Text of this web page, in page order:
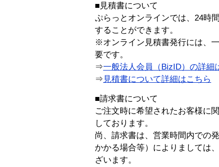
■見積書について
ぷらっとオンラインでは、24時
することができます。
※オンライン見積書発行には、
要です。
⇒一般法人会員（BizID）の詳細
⇒ 見積書について詳細はこちら
■請求書について
ご注文時に希望されたお客様に
しております。
尚、請求書は、営業時間内での
かかる場合等）によりましては
ざいます。